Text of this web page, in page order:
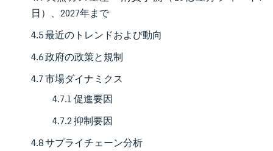
日）、2027年まで
4.5 最近のトレンドおよび動向
4.6 政府の政策と規制
4.7 市場ダイナミクス
4.7.1 促進要因
4.7.2 抑制要因
4.8 サプライチェーン分析